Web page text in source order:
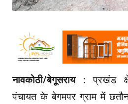
नावकोठी/बेगूसराय :प्रखंड
पंचायत के बेगमपर ग्राम में